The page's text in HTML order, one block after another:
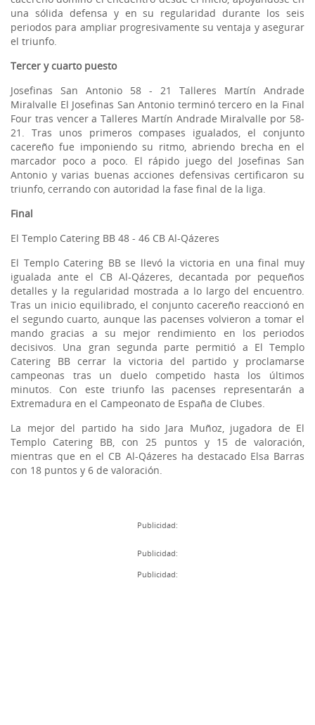
una sólida defensa y en su regularidad durante los seis
periodos para ampliar progresivamente su ventaja y asegurar
el triunfo.
Tercer y cuarto puesto
Josefinas San Antonio 58 - 21 Talleres Martín Andrade
Miralvalle El Josefinas San Antonio terminó tercero en la Final
Four tras vencer a Talleres Martín Andrade Miralvalle por 58-
21. Tras unos primeros compases igualados, el conjunto
cacereño fue imponiendo su ritmo, abriendo brecha en el
marcador poco a poco. El rápido juego del Josefinas San
Antonio y varias buenas acciones defensivas certificaron su
triunfo, cerrando con autoridad la fase final de la liga.
Final
El Templo Catering BB 48 - 46 CB Al-Qázeres
El Templo Catering BB se llevó la victoria en una final muy
igualada ante el CB Al-Qázeres, decantada por pequeños
detalles y la regularidad mostrada a lo largo del encuentro.
Tras un inicio equilibrado, el conjunto cacereño reaccionó en
el segundo cuarto, aunque las pacenses volvieron a tomar el
mando gracias a su mejor rendimiento en los periodos
decisivos. Una gran segunda parte permitió a El Templo
Catering BB cerrar la victoria del partido y proclamarse
campeonas tras un duelo competido hasta los últimos
minutos. Con este triunfo las pacenses representarán a
Extremadura en el Campeonato de España de Clubes.
La mejor del partido ha sido Jara Muñoz, jugadora de El
Templo Catering BB, con 25 puntos y 15 de valoración,
mientras que en el CB Al-Qázeres ha destacado Elsa Barras
con 18 puntos y 6 de valoración.
Publicidad:
Publicidad:
Publicidad: